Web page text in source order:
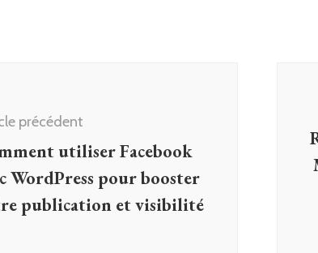
précédent
utiliser Facebook
WordPress pour booster
publication et visibilité